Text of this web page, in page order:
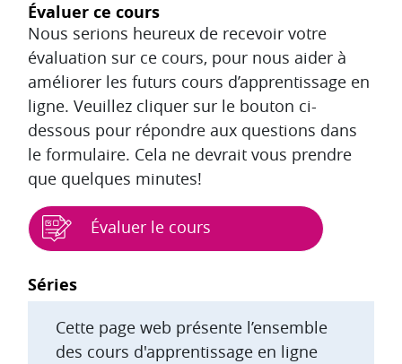
Évaluer ce cours
Nous serions heureux de recevoir votre
évaluation sur ce cours, pour nous aider à
améliorer les futurs cours d’apprentissage en
ligne. Veuillez cliquer sur le bouton ci-
dessous pour répondre aux questions dans
le formulaire. Cela ne devrait vous prendre
que quelques minutes!
Évaluer le cours
Blocs
Séries
Cette page web présente l’ensemble
des cours d'apprentissage en ligne